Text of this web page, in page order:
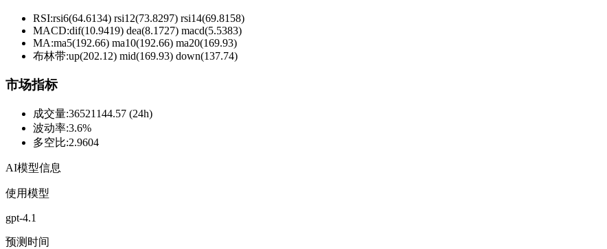
RSI:rsi6(64.6134) rsi12(73.8297) rsi14(69.8158)
MACD:dif(10.9419) dea(8.1727) macd(5.5383)
MA:ma5(192.66) ma10(192.66) ma20(169.93)
布林带:up(202.12) mid(169.93) down(137.74)
市场指标
成交量:36521144.57 (24h)
波动率:3.6%
多空比:2.9604
AI模型信息
使用模型
gpt-4.1
预测时间